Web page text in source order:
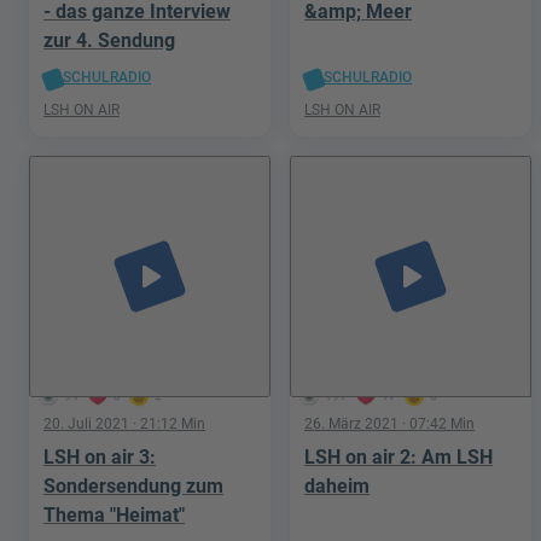
- das ganze Interview
zur 4. Sendung
SCHULRADIO
LSH ON AIR
&amp; Meer
SCHULRADIO
LSH ON AIR
94 3 2
play_arrow
20. Juli 2021 · 21:12 Min
LSH on air 3:
Sondersendung zum
Thema "Heimat"
191 17 6
play_arrow
26. März 2021 · 07:42 Min
LSH on air 2: Am LSH
daheim